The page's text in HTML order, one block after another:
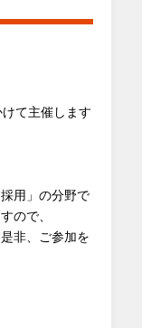
て主催します
用」の分野で
ので、
非、ご参加を